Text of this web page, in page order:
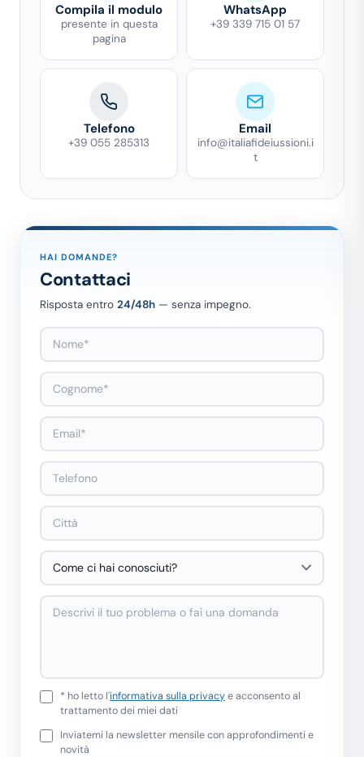
Compila il modulo
presente in questa
pagina
WhatsApp
+39 339 715 01 57
Telefono
+39 055 285313
Email
info@italiafideiussioni.i
t
HAI DOMANDE?
Contattaci
Risposta entro 24/48h — senza impegno.
* ho letto l'informativa sulla privacye acconsento al
trattamento dei miei dati
Inviatemi la newsletter mensile con approfondimenti e
novità